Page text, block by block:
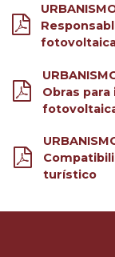
Obras
turístico